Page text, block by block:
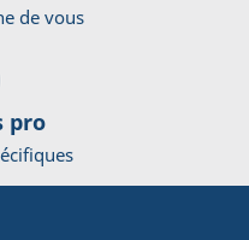
de vous
pro